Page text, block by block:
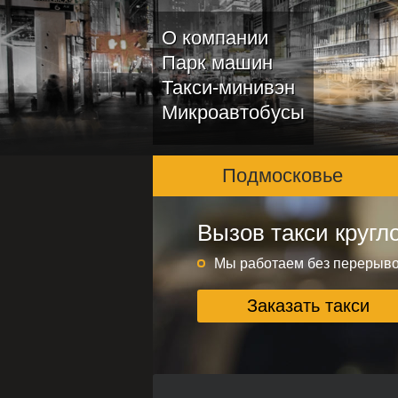
О компании
Парк машин
Такси-минивэн
Микроавтобусы
Подмосковье
Подмосковье и
Круглосуточно без
Заказать такси
Вызов такси
Мы работаем без
Заказать такси